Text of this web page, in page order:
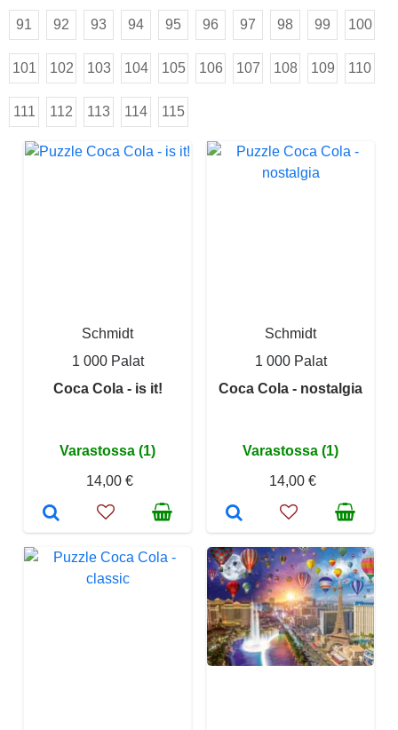
91 92 93 94 95 96 97 98 99 100
101 102 103 104 105 106 107 108 109 110
111 112 113 114 115
Schmidt
1 000 Palat
Coca Cola - is it!
Varastossa (1)
14,00 €
Schmidt
1 000 Palat
Coca Cola - nostalgia
Varastossa (1)
14,00 €